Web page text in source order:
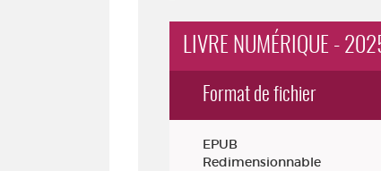
LIVRE NUMÉRIQUE -
Format de fichier
EPUB
Redimensionnable